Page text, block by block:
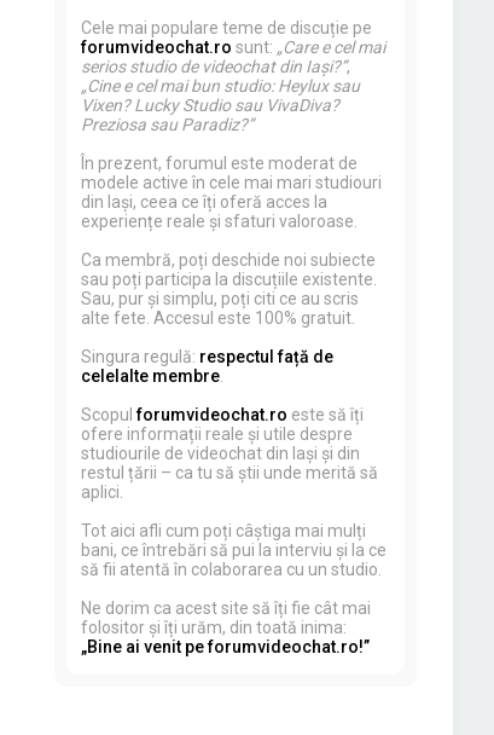
Cele mai populare teme de discuție pe
forumvideochat.ro sunt: „Care e cel mai
serios studio de videochat din Iași?”,
„Cine e cel mai bun studio: Heylux sau
Vixen? Lucky Studio sau VivaDiva?
Preziosa sau Paradiz?”
În prezent, forumul este moderat de
modele active în cele mai mari studiouri
din Iași, ceea ce îți oferă acces la
experiențe reale și sfaturi valoroase.
Ca membră, poți deschide noi subiecte
sau poți participa la discuțiile existente.
Sau, pur și simplu, poți citi ce au scris
alte fete. Accesul este 100% gratuit.
Singura regulă: respectul față de
celelalte membre
Scopulforumvideochat.ro este să îți
ofere informații reale și utile despre
studiourile de videochat din Iași și din
restul țării – ca tu să știi unde merită să
aplici.
Tot aici afli cum poți câștiga mai mulți
bani, ce întrebări să pui la interviu și la ce
să fii atentă în colaborarea cu un studio.
Ne dorim ca acest site să îți fie cât mai
folositor și îți urăm, din toată inima:
„Bine ai venit pe forumvideochat.ro!”